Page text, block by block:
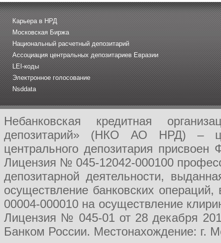
Карьера в НРД
Московская Биржа
Национальный расчетный депозитарий
Ассоциация центральных депозитариев Евразии
LEI-коды
Электронное голосование
Nsddata
Небанковская кредитная
депозитарий» (НКО АО НРД) –
центрального депозитария
Лицензия № 045-12042-000100
депозитарной деятельности,
осуществление банковских
00004-000010 на осуществление
Лицензия № 045-01 от 28 декабря
Банком России. Местонахождение: г.